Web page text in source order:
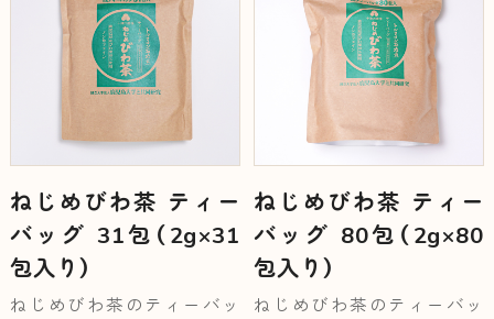
ねじめびわ茶 ティー
バッグ 31包（2g×31
包入り）
ねじめびわ茶のティーバッ
ねじめびわ茶 ティー
バッグ 80包（2g×80
包入り）
ねじめびわ茶のティーバッ